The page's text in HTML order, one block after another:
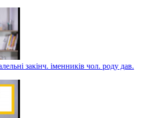
закінч. іменників чол. роду дав.